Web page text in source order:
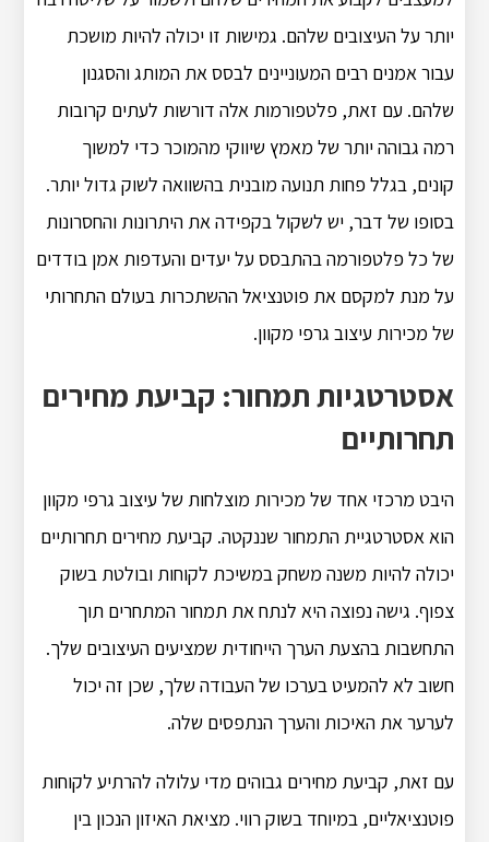
יותר על העיצובים שלהם. גמישות זו יכולה להיות מושכת
עבור אמנים רבים המעוניינים לבסס את המותג והסגנון
שלהם. עם זאת, פלטפורמות אלה דורשות לעתים קרובות
רמה גבוהה יותר של מאמץ שיווקי מהמוכר כדי למשוך
קונים, בגלל פחות תנועה מובנית בהשוואה לשוק גדול יותר.
בסופו של דבר, יש לשקול בקפידה את היתרונות והחסרונות
של כל פלטפורמה בהתבסס על יעדים והעדפות אמן בודדים
על מנת למקסם את פוטנציאל ההשתכרות בעולם התחרותי
של מכירות עיצוב גרפי מקוון.
אסטרטגיות תמחור: קביעת מחירים
תחרותיים
היבט מרכזי אחד של מכירות מוצלחות של עיצוב גרפי מקוון
הוא אסטרטגיית התמחור שננקטה. קביעת מחירים תחרותיים
יכולה להיות משנה משחק במשיכת לקוחות ובולטת בשוק
צפוף. גישה נפוצה היא לנתח את תמחור המתחרים תוך
התחשבות בהצעת הערך הייחודית שמציעים העיצובים שלך.
חשוב לא להמעיט בערכו של העבודה שלך, שכן זה יכול
לערער את האיכות והערך הנתפסים שלה.
עם זאת, קביעת מחירים גבוהים מדי עלולה להרתיע לקוחות
פוטנציאליים, במיוחד בשוק רווי. מציאת האיזון הנכון בין